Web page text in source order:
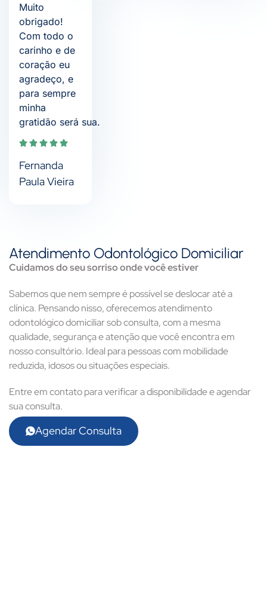
Muito
obrigado!
Com todo o
carinho e de
coração eu
agradeço, e
para sempre
minha
gratidão será sua.
Fernanda
Paula Vieira
Atendimento Odontológico Domiciliar
Cuidamos do seu sorriso onde você estiver
Sabemos que nem sempre é possível se deslocar até a
clínica. Pensando nisso, oferecemos atendimento
odontológico domiciliar sob consulta, com a mesma
qualidade, segurança e atenção que você encontra em
nosso consultório. Ideal para pessoas com mobilidade
reduzida, idosos ou situações especiais.
Entre em contato para verificar a disponibilidade e agendar
sua consulta.
Agendar Consulta